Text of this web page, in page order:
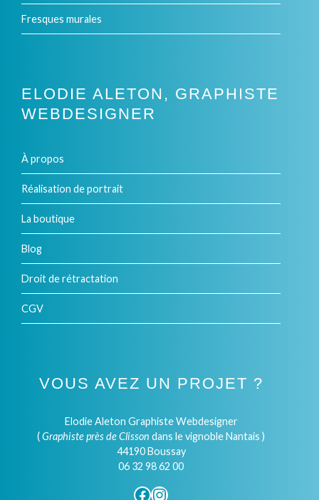
Fresques murales
ELODIE ALETON, GRAPHISTE
WEBDESIGNER
À propos
Réalisation de portrait
La boutique
Blog
Droit de rétractation
CGV
VOUS AVEZ UN PROJET ?
Elodie Aleton Graphiste Webdesigner
(Graphiste près de Clisson dans le vignoble Nantais )
44190 Boussay
06 32 98 62 00
Facebook
Instagram